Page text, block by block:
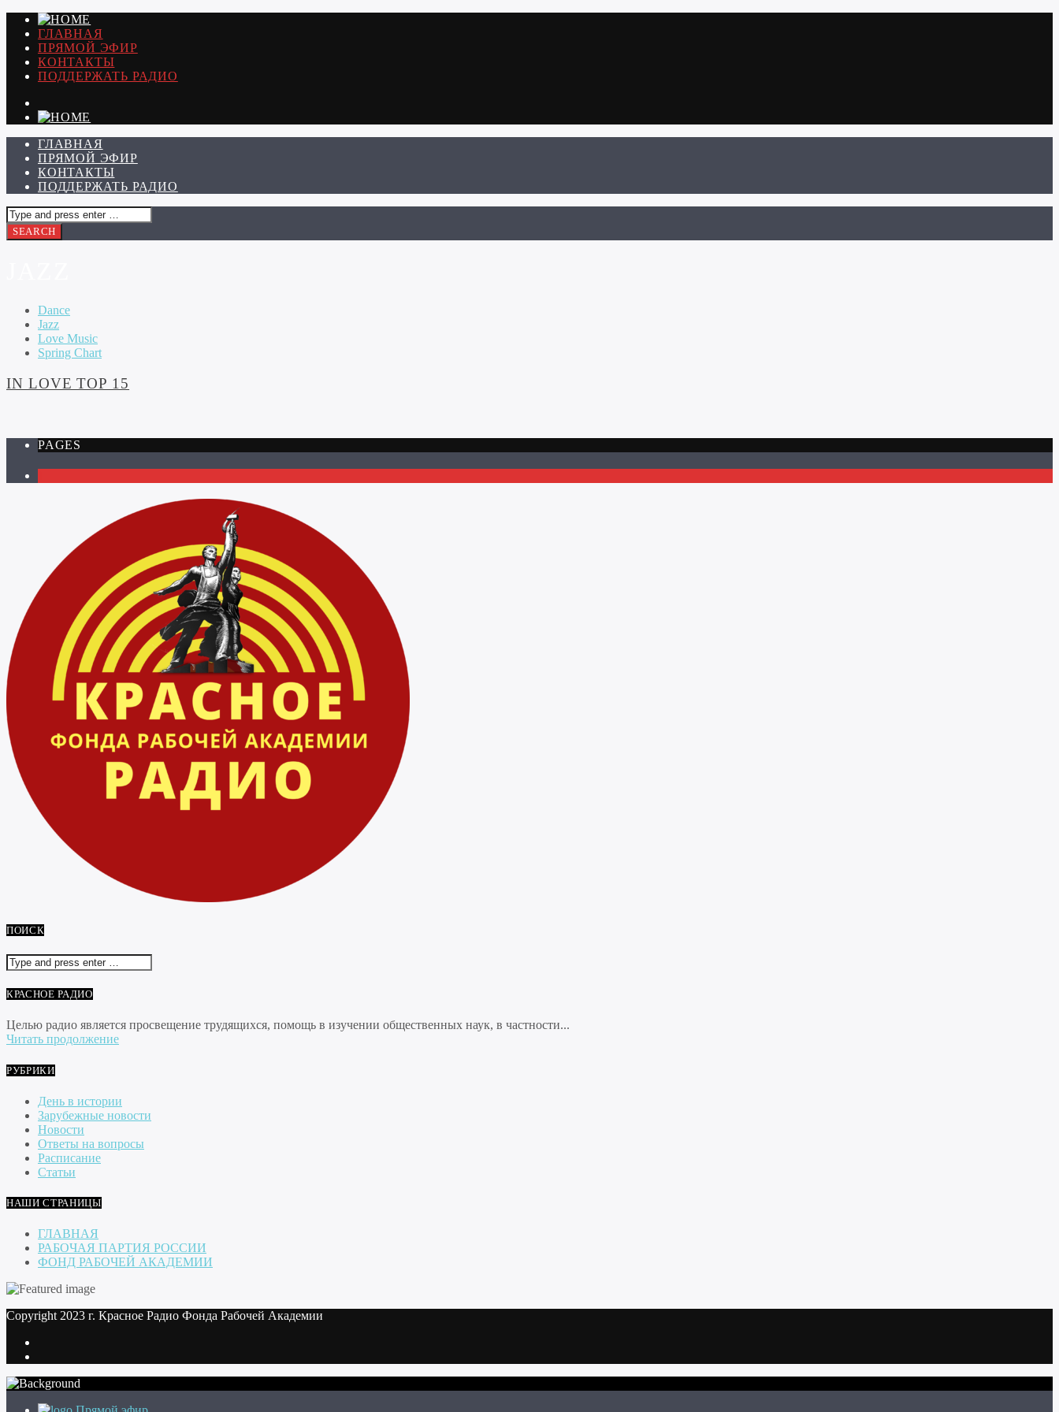
ГЛАВНАЯ
ПРЯМОЙ ЭФИР
КОНТАКТЫ
ПОДДЕРЖАТЬ РАДИО
ГЛАВНАЯ
ПРЯМОЙ ЭФИР
КОНТАКТЫ
ПОДДЕРЖАТЬ РАДИО
Dance
Jazz
Love Music
Spring Chart
IN LOVE TOP 15
PAGES
ПОИСК
КРАСНОЕ РАДИО
Целью радио является просвещение трудящихся, помощь в изучении общественных наук, в частности...
Читать продолжение
РУБРИКИ
День в истории
Зарубежные новости
Новости
Ответы на вопросы
Расписание
Статьи
НАШИ СТРАНИЦЫ
ГЛАВНАЯ
РАБОЧАЯ ПАРТИЯ РОССИИ
ФОНД РАБОЧЕЙ АКАДЕМИИ
Copyright 2023 г. Красное Радио Фонда Рабочей Академии